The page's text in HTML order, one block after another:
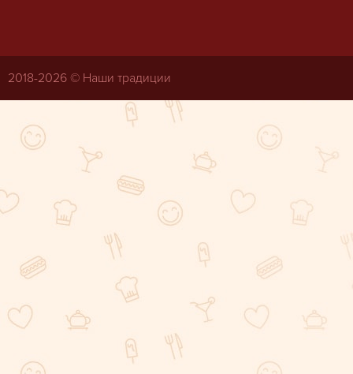
2018-2026 © Наши традиции